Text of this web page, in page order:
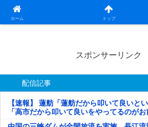
ホーム トップ
日本第一！ニュース録
スポンサーリンク
配信記事
【速報】 蓮舫「蓮舫だから叩いて良いと
「高市だから叩いて良いをやってるのがお